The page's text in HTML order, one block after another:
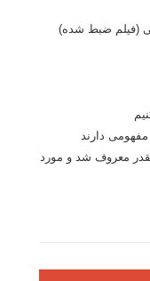
(فیلم ضبط شده)
دارند
معروف شد و مورد